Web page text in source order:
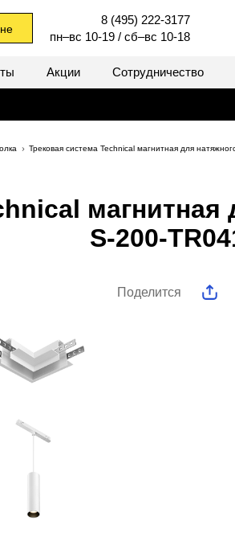
8 (495) 222-3177
пн–вс 10-19 / сб–вс 10-18
Акции Сотрудничество
Трековая система Technical магнитная для
магнитная
S-200-
Поделится